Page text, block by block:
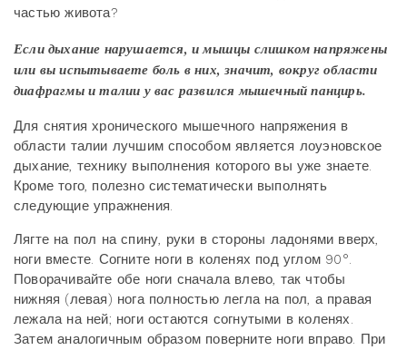
частью живота?
Если дыхание нарушается, и мышцы слишком напряжены
или вы испытываете боль в них, значит, вокруг области
диафрагмы и талии у вас развился мышечный панцирь.
Для снятия хронического мышечного напряжения в
области талии лучшим способом является лоуэновское
дыхание, технику выполнения которого вы уже знаете.
Кроме того, полезно систематически выполнять
следующие упражнения.
Лягте на пол на спину, руки в стороны ладонями вверх,
ноги вместе. Согните ноги в коленях под углом 90°.
Поворачивайте обе ноги сначала влево, так чтобы
нижняя (левая) нога полностью легла на пол, а правая
лежала на ней; ноги остаются согнутыми в коленях.
Затем аналогичным образом поверните ноги вправо. При